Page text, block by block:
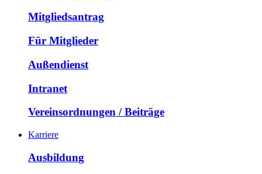
Mitgliedsantrag
Für Mitglieder
Außendienst
Intranet
Vereinsordnungen / Beiträge
Karriere
Ausbildung